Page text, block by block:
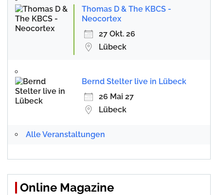
Thomas D & The KBCS -
Neocortex
27 Okt. 26
Lübeck
Bernd Stelter live in Lübeck
26 Mai 27
Lübeck
Alle Veranstaltungen
Online Magazine